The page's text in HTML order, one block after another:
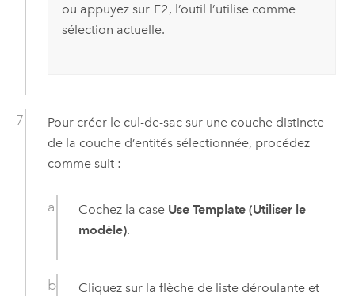
ou appuyez sur F2, l’outil l’utilise comme
sélection actuelle.
Pour créer le cul-de-sac sur une couche distincte
de la couche d’entités sélectionnée, procédez
comme suit :
Cochez la case Use Template (Utiliser le
modèle).
Cliquez sur la flèche de liste déroulante et